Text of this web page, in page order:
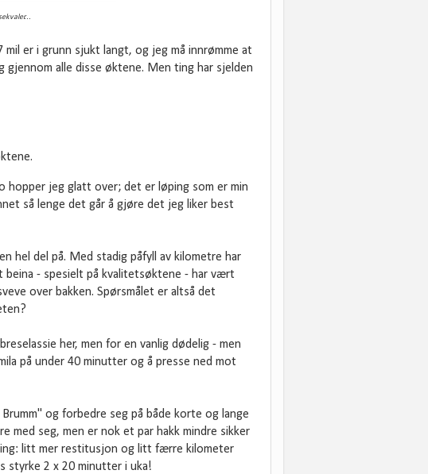
er i grunn sjukt langt, og jeg må innrømme at
alle disse øktene. Men ting har sjelden
hopper jeg glatt over; det er løping som er min
så lenge det går å gjøre det jeg liker best
hel del på. Med stadig påfyll av kilometre har
- spesielt på kvalitetsøktene - har vært
over bakken. Spørsmålet er altså det
her, men for en vanlig dødelig - men
på under 40 minutter og å presse ned mot
og forbedre seg på både korte og lange
med seg, men er nok et par hakk mindre sikker
litt mer restitusjon og litt færre kilometer
styrke 2 x 20 minutter i uka!